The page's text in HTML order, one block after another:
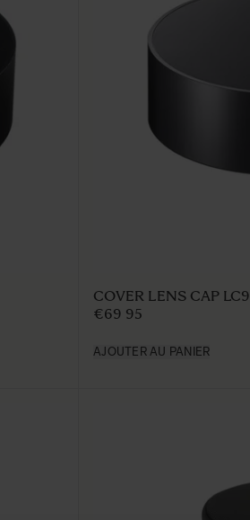
LENS HOOD LH830-03
€49 95
AJOUTER AU PANIER